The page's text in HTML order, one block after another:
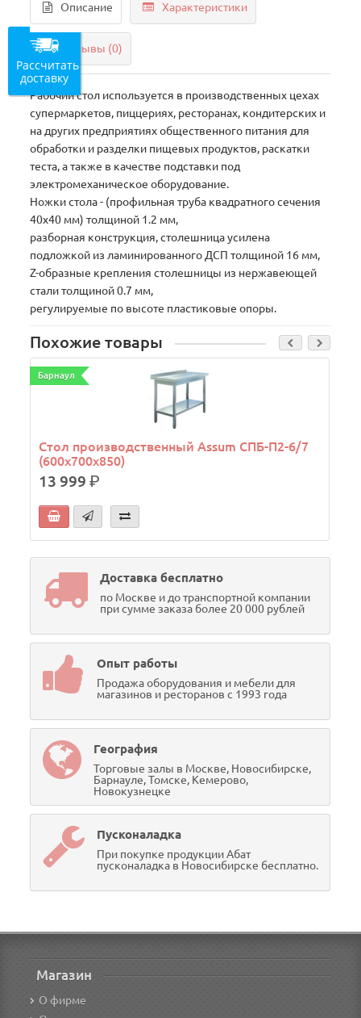
Описание Характеристики
Отзывы (0)
Рабочий стол используется в производственных цехах
супермаркетов, пиццериях, ресторанах, кондитерских и
на других предприятиях общественного питания для
обработки и разделки пищевых продуктов, раскатки
теста, а также в качестве подставки под
электромеханическое оборудование.
Ножки стола - (профильная труба квадратного сечения
40х40 мм) толщиной 1.2 мм,
разборная конструкция, столешница усилена
подложкой из ламинированного ДСП толщиной 16 мм,
Z-образные крепления столешницы из нержавеющей
стали толщиной 0.7 мм,
регулируемые по высоте пластиковые опоры.
Похожие товары
Барнаул
Стол производственный Assum СПБ-П2-6/7
(600х700х850)
13 999р.
Доставка бесплатно
по Москве и до транспортной компании
при сумме заказа более 20 000 рублей
Опыт работы
Продажа оборудования и мебели для
магазинов и ресторанов с 1993 года
География
Торговые залы в Москве, Новосибирске,
Барнауле, Томске, Кемерово,
Новокузнецке
Пусконаладка
При покупке продукции Абат
пусконаладка в Новосибирске бесплатно.
Магазин
О фирме
Рассчитать
доставку